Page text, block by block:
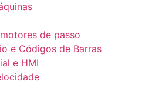
de passo
e Códigos de Barras
e HMI